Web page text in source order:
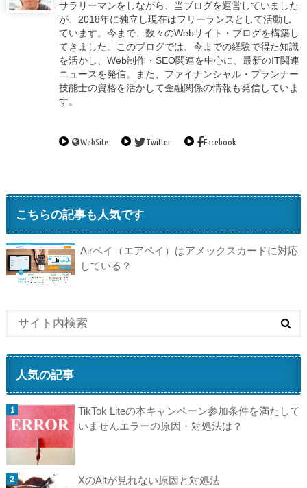
サラリーマンをしながら、当ブログを運営していました
が、2018年に独立し現在はフリーランスとして活動し
ています。今まで、数々のWebサイト・ブログを構築し
てきました。このブログでは、今までの経験で得た知識
を活かし、Web制作・SEO関連を中心に、最新のIT関連
ニュースを発信。また、ファイナンシャル・プランナー
技能士の資格を活かして金融関係の情報も発信していま
す。
WebSite Twitter Facebook
こちらの記事も人気です
Airペイ（エアペイ）はアメックスカードに対応
している？
人気の記事
TikTok Liteの本キャンペーン参加条件を満たして
いませんエラーの原因・対処法は？
XのAltが見れない原因と対処法